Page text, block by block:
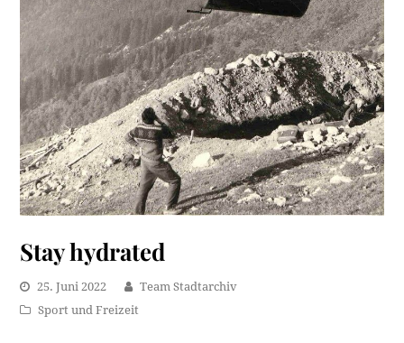
Stay hydrated
25. Juni 2022
Team Stadtarchiv
Sport und Freizeit